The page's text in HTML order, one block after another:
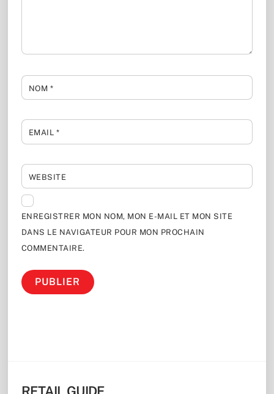
NOM *
EMAIL *
WEBSITE
ENREGISTRER MON NOM, MON E-MAIL ET MON SITE
DANS LE NAVIGATEUR POUR MON PROCHAIN
COMMENTAIRE.